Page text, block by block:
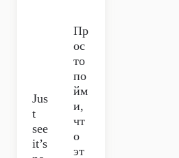
Jus
t
see
it’s
Пр
ос
то
по
йм
и,
чт
о
эт